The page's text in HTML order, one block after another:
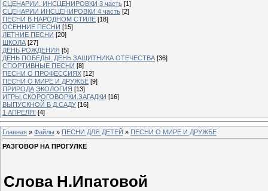
СЦЕНАРИИ. ИНСЦЕНИРОВКИ 3 часть [1]
СЦЕНАРИИ ИНСЦЕНИРОВКИ 4 часть [2]
ПЕСНИ В НАРОДНОМ СТИЛЕ [18]
ОСЕННИЕ ПЕСНИ [15]
ЛЕТНИЕ ПЕСНИ [20]
ШКОЛА [27]
ДЕНЬ РОЖДЕНИЯ [5]
ДЕНЬ ПОБЕДЫ. ДЕНЬ ЗАЩИТНИКА ОТЕЧЕСТВА [36]
СПОРТИВНЫЕ ПЕСНИ [8]
ПЕСНИ О ПРОФЕССИЯХ [12]
ПЕСНИ О МИРЕ И ДРУЖБЕ [9]
ПРИРОДА,ЭКОЛОГИЯ [13]
ИГРЫ,СКОРОГОВОРКИ.ЗАГАДКИ [16]
ВЫПУСКНОЙ В Д.САДУ [16]
1 АПРЕЛЯ! [4]
Главная » Файлы » ПЕСНИ ДЛЯ ДЕТЕЙ » ПЕСНИ О МИРЕ И ДРУЖБЕ
РАЗГОВОР НА ПРОГУЛКЕ
Слова Н.Ипатовой